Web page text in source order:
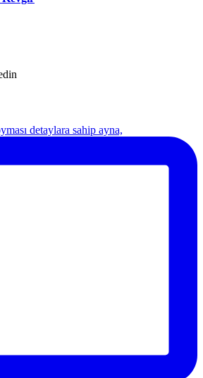
detaylara sahip ayna,